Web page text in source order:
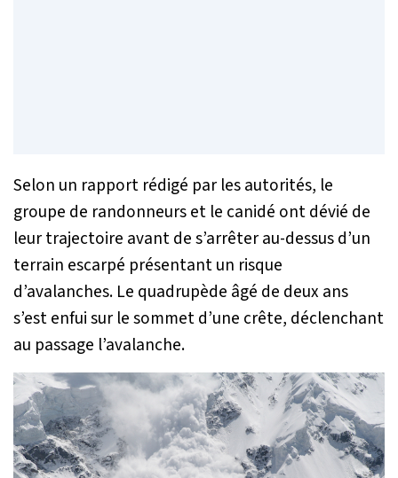
Selon un rapport rédigé par les autorités, le
groupe de randonneurs et le canidé ont dévié de
leur trajectoire avant de s’arrêter au-dessus d’un
terrain escarpé présentant un risque
d’avalanches. Le quadrupède âgé de deux ans
s’est enfui sur le sommet d’une crête, déclenchant
au passage l’avalanche.